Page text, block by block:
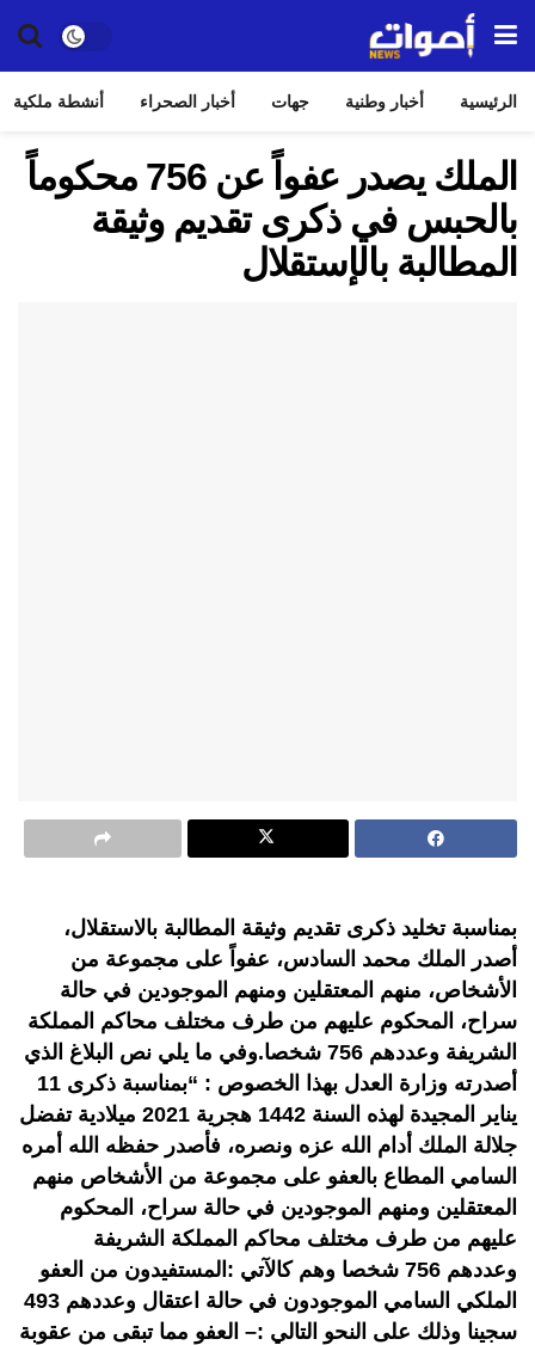
الرئيسية أخبار وطنية جهات أخبار الصحراء أنشطة ملكية
الملك يصدر عفواً عن 756 محكوماً
بالحبس في ذكرى تقديم وثيقة
المطالبة بالإستقلال
بمناسبة تخليد ذكرى تقديم وثيقة المطالبة بالاستقلال،
أصدر الملك محمد السادس، عفواً على مجموعة من
الأشخاص، منهم المعتقلين ومنهم الموجودين في حالة
سراح، المحكوم عليهم من طرف مختلف محاكم المملكة
الشريفة وعددهم 756 شخصا.وفي ما يلي نص البلاغ الذي
أصدرته وزارة العدل بهذا الخصوص : “بمناسبة ذكرى 11
يناير المجيدة لهذه السنة 1442 هجرية 2021 ميلادية تفضل
جلالة الملك أدام الله عزه ونصره، فأصدر حفظه الله أمره
السامي المطاع بالعفو على مجموعة من الأشخاص منهم
المعتقلين ومنهم الموجودين في حالة سراح، المحكوم
عليهم من طرف مختلف محاكم المملكة الشريفة
وعددهم 756 شخصا وهم كالآتي :المستفيدون من العفو
الملكي السامي الموجودون في حالة اعتقال وعددهم 493
سجينا وذلك على النحو التالي :– العفو مما تبقى من عقوبة